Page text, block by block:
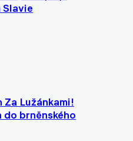
Slavie
Lužánkami!
brněnského